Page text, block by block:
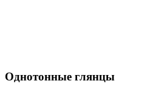
Однотонные глянцы